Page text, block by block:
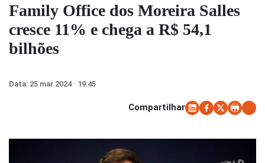
Family Office dos Moreira Salles
cresce 11% e chega a R$ 54,1
bilhões
Data: 25 mar 2024 · 19:45
Compartilhar